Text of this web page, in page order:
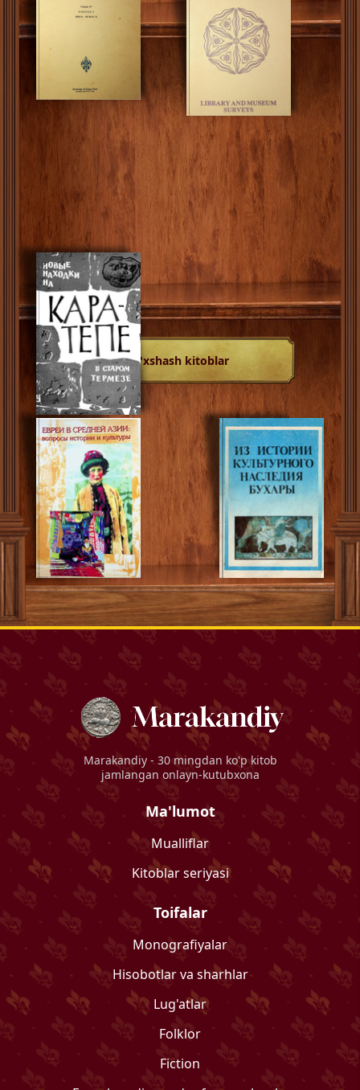
O'xshash kitoblar
Marakandiy - 30 mingdan ko'p kitob
jamlangan onlayn-kutubxona
Ma'lumot
Mualliflar
Kitoblar seriyasi
Toifalar
Monografiyalar
Hisobotlar va sharhlar
Lug'atlar
Folklor
Fiction